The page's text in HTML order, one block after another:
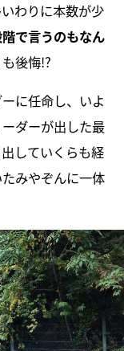
わりに本数が少
で言うのもなん
後悔!?
に任命し、いよ
ダーが出した最
していくらも経
みやぞんに一体